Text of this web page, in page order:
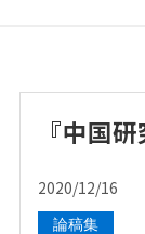
『中国
2020/12/16
論稿集